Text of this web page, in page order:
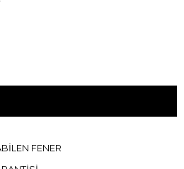
FENER